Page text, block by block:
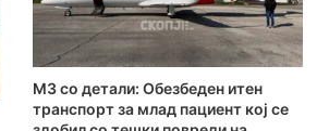
MЗ со детали: Обезбеден итен
транспорт за млад пациент кој се